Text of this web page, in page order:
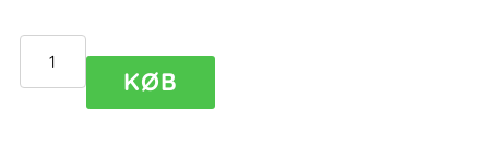
Lærredsbillede
moderne
KØB